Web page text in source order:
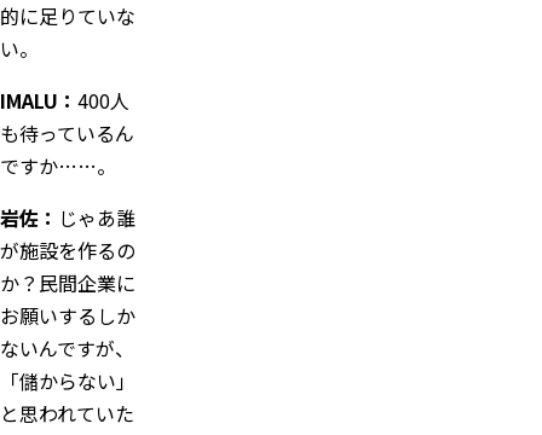
的に足りていな
い。
IMALU： 400人
も待っているん
ですか……。
岩佐： じゃあ誰
が施設を作るの
か？民間企業に
お願いするしか
ないんですが、
「儲からない」
と思われていた